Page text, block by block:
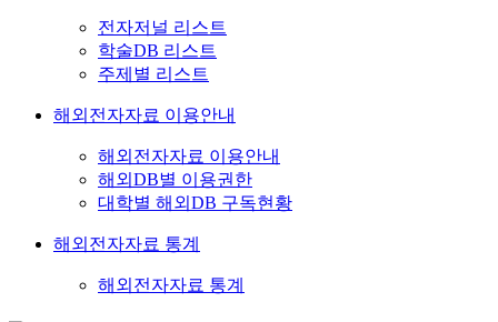
전자저널 리스트
학술DB 리스트
주제별 리스트
해외전자자료 이용안내
해외전자자료 이용안내
해외DB별 이용권한
대학별 해외DB 구독현황
해외전자자료 통계
해외전자자료 통계